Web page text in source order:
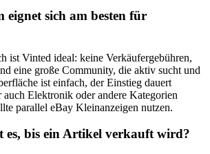
eignet sich am besten für
ist Vinted ideal: keine Verkäufergebühren,
eine große Community, die aktiv sucht und
ist einfach, der Einstieg dauert
Elektronik oder andere Kategorien
parallel eBay Kleinanzeigen nutzen.
es, bis ein Artikel verkauft wird?